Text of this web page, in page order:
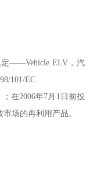
——Vehicle ELV，汽
101/EC
在2006年7月1日前投
场的再利用产品。